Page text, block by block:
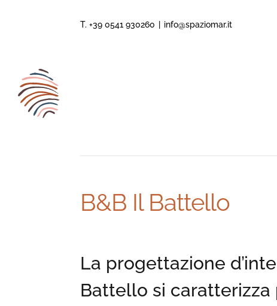
T. +39 0541 930260 info@spaziomar.it
B&B Il Battello
La progettazione
Battello si caratterizza